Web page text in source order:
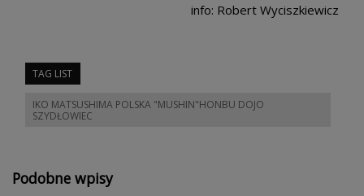
info: Robert Wyciszkiewicz
TAG LIST
IKO MATSUSHIMA POLSKA "MUSHIN"HONBU DOJO
SZYDŁOWIEC
Podobne wpisy